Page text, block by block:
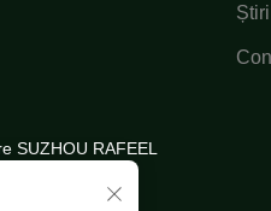
SUZHOU RAFEEL
Știri